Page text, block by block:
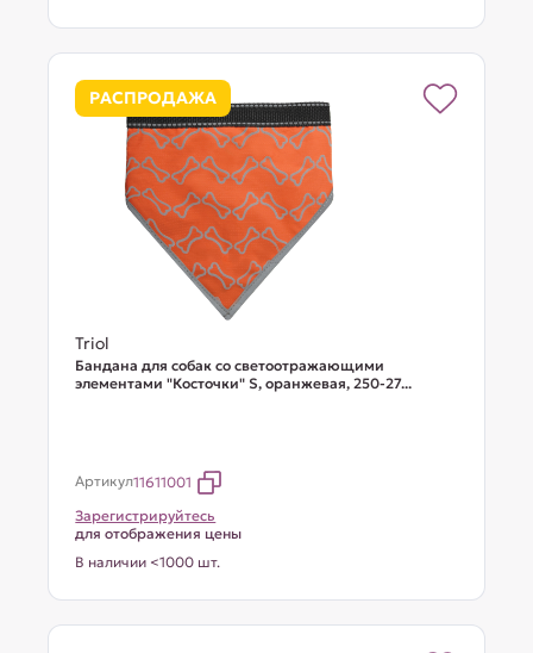
РАСПРОДАЖА
Triol
Бандана для собак со светоотражающими
элементами "Косточки" S, оранжевая, 250-27...
Артикул11611001
Зарегистрируйтесь
для отображения цены
В наличии <1000 шт.